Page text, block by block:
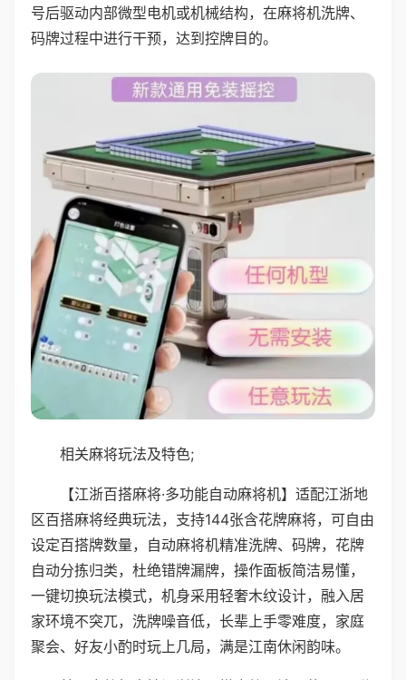
号后驱动内部微型电机或机械结构，在麻将机洗牌、
码牌过程中进行干预，达到控牌目的。
相关麻将玩法及特色;
【江浙百搭麻将·多功能自动麻将机】适配江浙地
区百搭麻将经典玩法，支持144张含花牌麻将，可自由
设定百搭牌数量，自动麻将机精准洗牌、码牌，花牌
自动分拣归类，杜绝错牌漏牌，操作面板简洁易懂，
一键切换玩法模式，机身采用轻奢木纹设计，融入居
家环境不突兀，洗牌噪音低，长辈上手零难度，家庭
聚会、好友小酌时玩上几局，满是江南休闲韵味。